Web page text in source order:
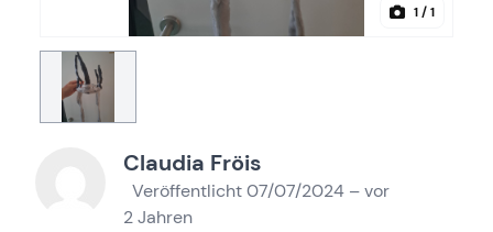
1/ 1
Claudia Fröis
Veröffentlicht 07/07/2024 – vor
2 Jahren